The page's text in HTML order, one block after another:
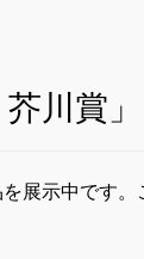
川賞
展示中です